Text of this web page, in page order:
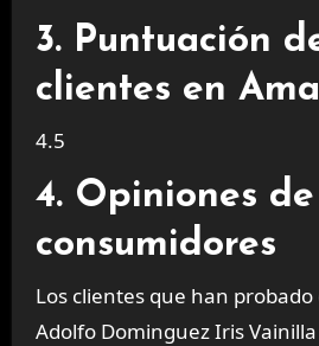
3. Puntuación
clientes en
4.5
4. Opiniones
consumidores
Los clientes que han
Adolfo Dominguez Iris Vainilla